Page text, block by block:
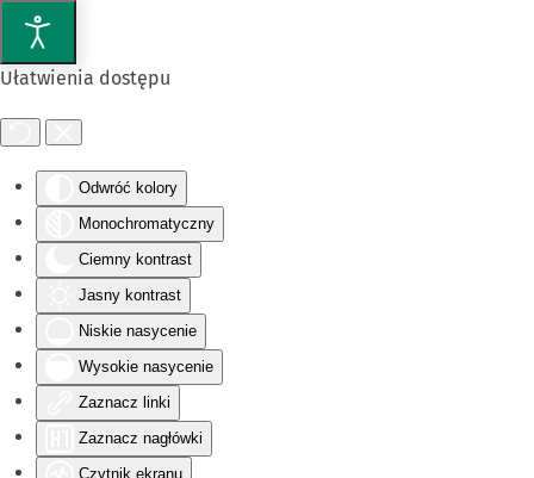
Ułatwienia dostępu
Odwróć kolory
Monochromatyczny
Ciemny kontrast
Jasny kontrast
Niskie nasycenie
Wysokie nasycenie
Zaznacz linki
Zaznacz nagłówki
Czytnik ekranu
Przejdź do głównej treści